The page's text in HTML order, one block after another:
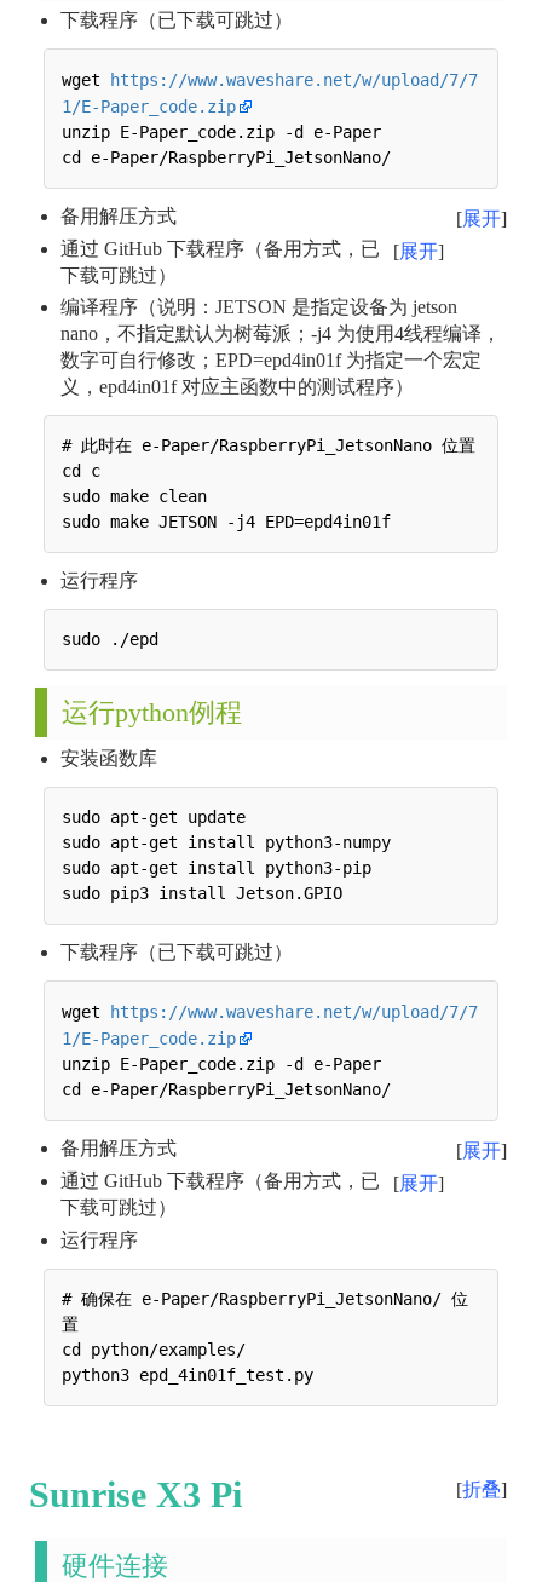
下载程序（已下载可跳过）
wget
https://www.waveshare.net/w/upload/7/7
1/E-Paper_code.zip
unzip E-Paper_code.zip -d e-Paper
展开
备用解压方式
展开
通过 GitHub 下载程序（备用方式，已
下载可跳过）
编译程序（说明：JETSON 是指定设备为 jetson
nano，不指定默认为树莓派；-j4 为使用4线程编译，
数字可自行修改；EPD=epd4in01f 为指定一个宏定
义，epd4in01f 对应主函数中的测试程序）
# 此时在 e-Paper/RaspberryPi_JetsonNano 位置
cd c
sudo make clean
运行程序
运行python例程
安装函数库
sudo apt-get update
sudo apt-get install python3-numpy
sudo apt-get install python3-pip
下载程序（已下载可跳过）
wget
https://www.waveshare.net/w/upload/7/7
1/E-Paper_code.zip
unzip E-Paper_code.zip -d e-Paper
展开
备用解压方式
展开
通过 GitHub 下载程序（备用方式，已
下载可跳过）
运行程序
# 确保在 e-Paper/RaspberryPi_JetsonNano/ 位
置
cd python/examples/
折叠
Sunrise X3 Pi
硬件连接